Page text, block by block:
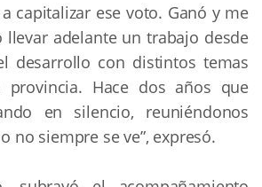
capitalizar ese voto. Ganó y me
llevar adelante un trabajo desde
desarrollo con distintos temas
Hace dos años que
en silencio, reuniéndonos
no siempre se ve”, expresó.